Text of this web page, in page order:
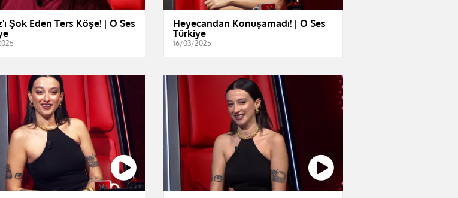
Şok Eden Ters Köşe! | O Ses
Heyecandan Konuşamadı! | O Ses
Türkiye
16/03/2025